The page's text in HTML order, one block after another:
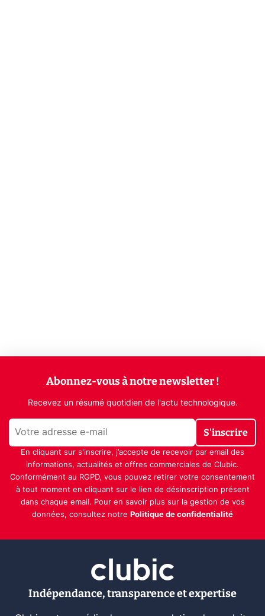
Abonnez-vous à notre newsletter !
Recevez un résumé quotidien de l'actu technologique.
S'inscrire
En cliquant sur s'inscrire, j’accepte de recevoir par email des
informations, actualités et offres commerciales de Clubic.
Conformément au RGPD, vous pouvez retirer votre consentement
à tout moment en cliquant sur le lien de désinscription présent
dans chaque email. Pour en savoir plus sur la gestion de vos
données, consultez notre Politique de confidentialité
Indépendance, transparence et expertise